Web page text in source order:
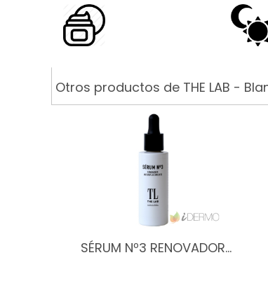
Otros productos de THE LAB -
SÉRUM Nº3 RENOVADOR…